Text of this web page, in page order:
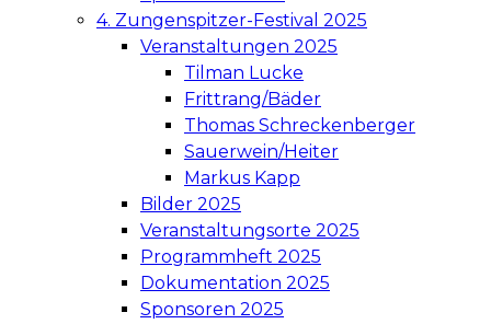
4. Zungenspitzer-Festival 2025
Veranstaltungen 2025
Tilman Lucke
Frittrang/Bäder
Thomas Schreckenberger
Sauerwein/Heiter
Markus Kapp
Bilder 2025
Veranstaltungsorte 2025
Programmheft 2025
Dokumentation 2025
Sponsoren 2025